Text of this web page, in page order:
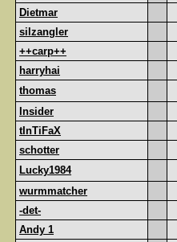
Dietmar
silzangler
++carp++
harryhai
thomas
Insider
tInTiFaX
schotter
Lucky1984
wurmmatcher
-det-
Andy 1